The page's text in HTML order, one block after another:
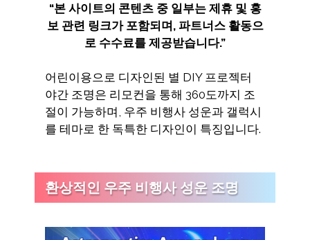
“본 사이트의 콘텐츠 중 일부는 제휴 및 홍
보 관련 링크가 포함되며, 파트너스 활동으
로 수수료를 제공받습니다.”
어린이용으로 디자인된 별 DIY 프로젝터
야간 조명은 리모컨을 통해 360도까지 조
절이 가능하며, 우주 비행사 성운과 갤럭시
를 테마로 한 독특한 디자인이 특징입니다.
환상적인 우주 비행사 성운 조명